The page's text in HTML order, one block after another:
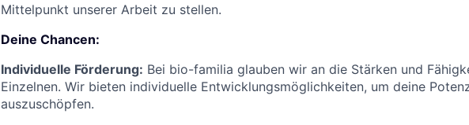
Mittelpunkt unserer Arbeit zu stellen.
Deine Chancen:
Individuelle Förderung: Bei bio-familia glauben wir an die Stärken und
Einzelnen. Wir bieten individuelle Entwicklungsmöglichkeiten, um deine
auszuschöpfen.